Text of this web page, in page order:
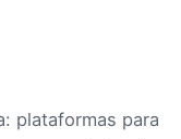
plataformas para